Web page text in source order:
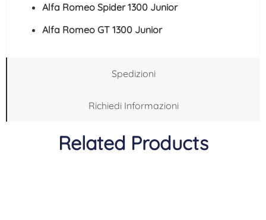
Spedizioni
Richiedi Informazioni
Alfa Romeo Spider 1300 Junior
Alfa Romeo GT 1300 Junior
Related Products